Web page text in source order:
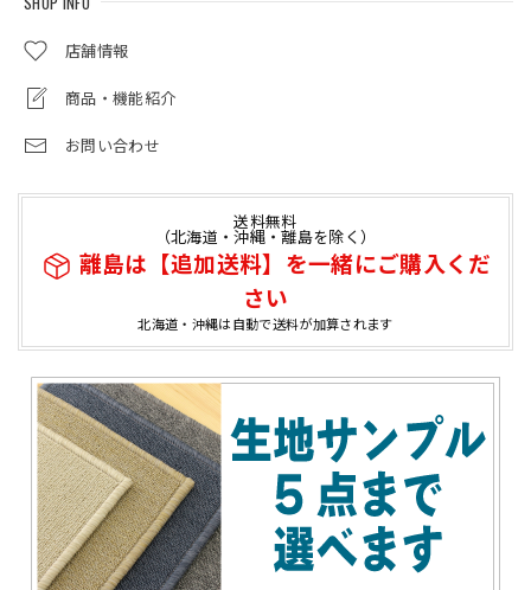
店舗情報
商品・機能紹介
お問い合わせ
送料無料
（北海道・沖縄・離島を除く）
離島は【追加送料】を一緒にご購入くだ
さい
北海道・沖縄は自動で送料が加算されます